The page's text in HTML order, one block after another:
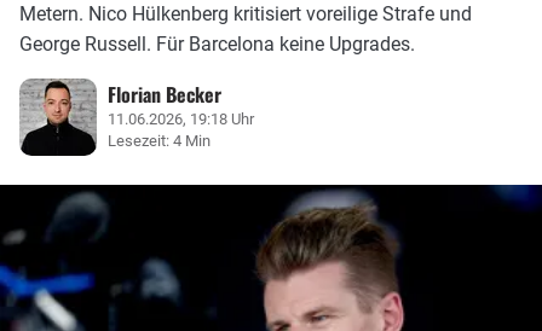
Metern. Nico Hülkenberg kritisiert voreilige Strafe und
George Russell. Für Barcelona keine Upgrades.
Florian Becker
11.06.2026, 19:18 Uhr
Lesezeit: 4 Min